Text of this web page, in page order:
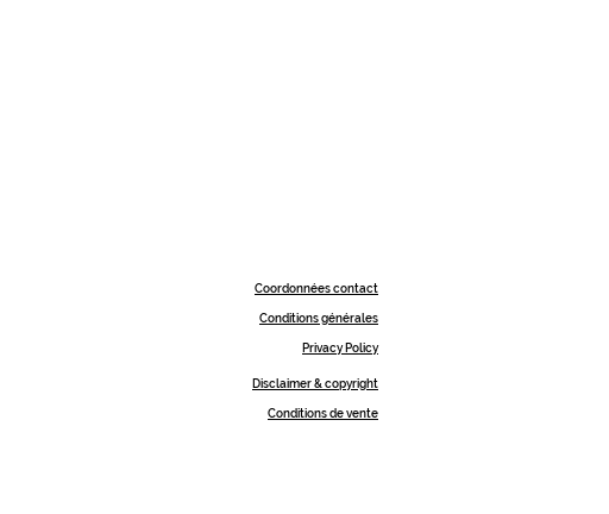
Coordonnées contact
Conditions générales
Privacy Policy
Disclaimer & copyright
Conditions de vente